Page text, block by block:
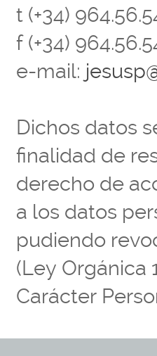
t (+34)
f (+34)
e-mail:
Dichos datos
finalidad de
derecho de
a los datos
pudiendo
(Ley Orgánica
Carácter